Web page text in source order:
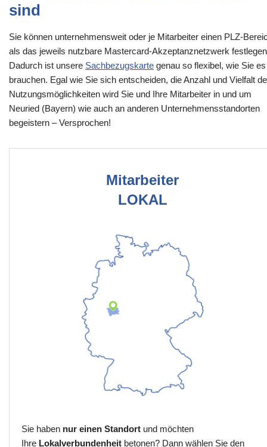
sind
Sie können unternehmensweit oder je Mitarbeiter einen PLZ-
als das jeweils nutzbare Mastercard-Akzeptanznetzwerk
Dadurch ist unsere Sachbezugskarte genau so flexibel, wie Sie es
brauchen. Egal wie Sie sich entscheiden, die Anzahl und Vielfalt
Nutzungsmöglichkeiten wird Sie und Ihre Mitarbeiter in und um
Neuried (Bayern) wie auch an anderen Unternehmensstandorten
begeistern – Versprochen!
Mitarbeiter
LOKAL
Sie haben nur einen Standort und möchten
Ihre Lokalverbundenheit betonen? Dann wählen Sie den